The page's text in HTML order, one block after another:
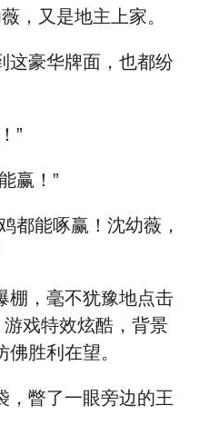
，又是地主上家。
这豪华牌面，也都纷
”
赢！”
都能啄赢！沈幼薇，
棚，毫不犹豫地点击
游戏特效炫酷，背景
胜利在望。
，瞥了一眼旁边的王